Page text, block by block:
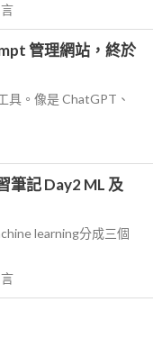
管理網站，終於
具。像是 ChatGPT、
筆記 Day2 ML 及
learning分成三個